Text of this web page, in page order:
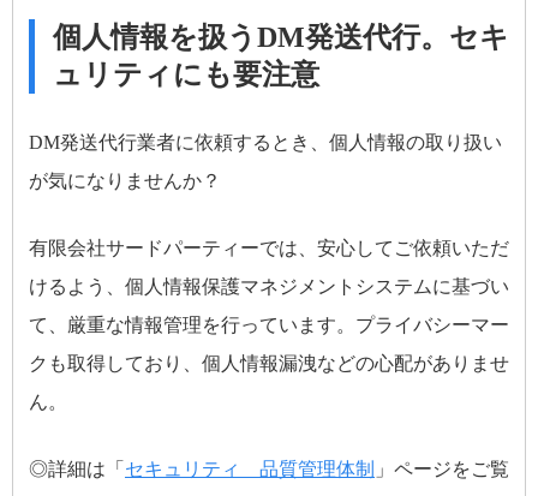
個人情報を扱うDM発送代行。セキ
ュリティにも要注意
DM発送代行業者に依頼するとき、個人情報の取り扱い
が気になりませんか？
有限会社サードパーティーでは、安心してご依頼いただ
けるよう、個人情報保護マネジメントシステムに基づい
て、厳重な情報管理を行っています。プライバシーマー
クも取得しており、個人情報漏洩などの心配がありませ
ん。
◎詳細は「 セキュリティ 品質管理体制 」ページをご覧